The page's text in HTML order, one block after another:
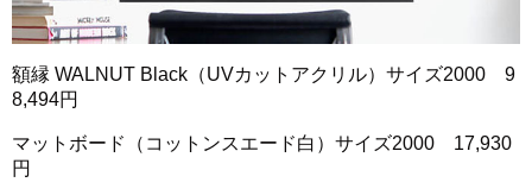
額縁 WALNUT Black（UVカットアクリル）サイズ2000 9
8,494円
マットボード（コットンスエード白）サイズ2000 17,930
円